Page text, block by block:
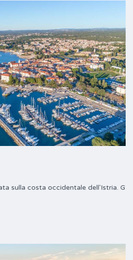
sulla costa occidentale dell'Istria. G